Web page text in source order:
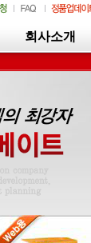
회사소개